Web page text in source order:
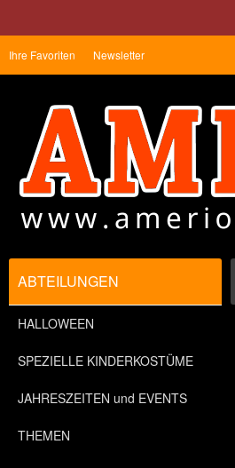
Ihre Favoriten Newsletter
ABTEILUNGEN
HALLOWEEN
SPEZIELLE KINDERKOSTÜME
JAHRESZEITEN und EVENTS
THEMEN